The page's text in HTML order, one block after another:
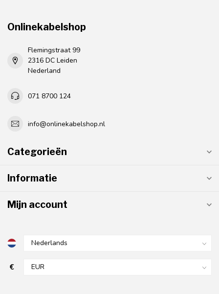
Onlinekabelshop
Flemingstraat 99
2316 DC Leiden
Nederland
071 8700 124
info@onlinekabelshop.nl
Categorieën
Informatie
Mijn account
€